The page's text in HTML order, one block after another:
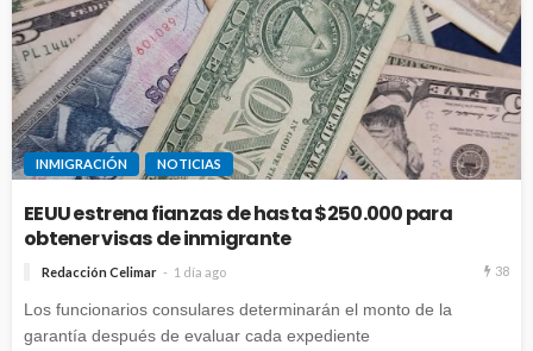
INMIGRACIÓN NOTICIAS
EEUU estrena fianzas de hasta $250.000 para
obtener visas de inmigrante
Redacción Celimar 1 día ago 38
Los funcionarios consulares determinarán el monto de la
garantía después de evaluar cada expediente